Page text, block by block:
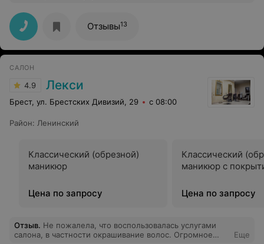
Отзывы13
САЛОН
4.9 Лекси
Брест, ул. Брестских Дивизий, 29 с 08:00
Район: Ленинский
Классический (обрезной)
маникюр
Цена по запросу
Классический
маникюр с
Цена по запросу
Отзыв. Не пожалела, что воспользовалась услугами
салона, в частности окрашивание волос. Огромное
Еще